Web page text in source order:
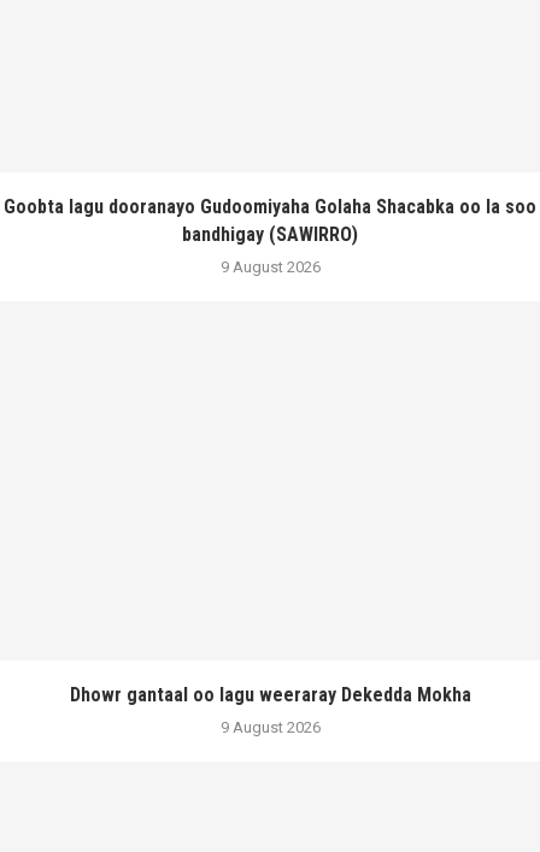
Goobta lagu dooranayo Gudoomiyaha Golaha Shacabka oo la soo
bandhigay (SAWIRRO)
9 August 2026
Dhowr gantaal oo lagu weeraray Dekedda Mokha
9 August 2026